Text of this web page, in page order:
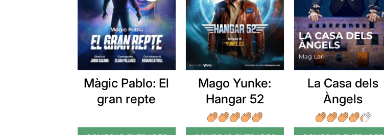
Màgic Pablo: El
gran repte
Mago Yunke:
Hangar 52
La Casa dels
Àngels